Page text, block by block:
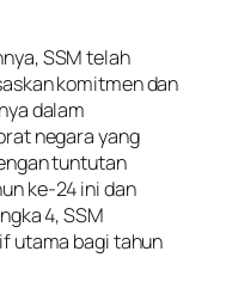
SSM telah
komitmen dan
dalam
negara yang
tuntutan
ke-24 ini dan
4, SSM
utama bagi tahun